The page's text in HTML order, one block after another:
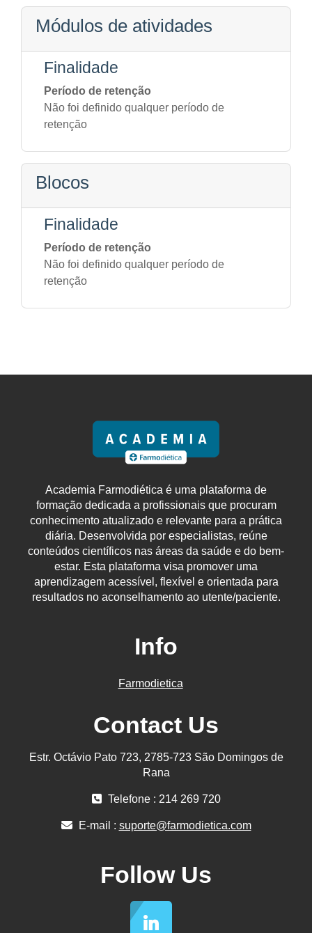
Módulos de atividades
Finalidade
Período de retenção
Não foi definido qualquer período de
retenção
Blocos
Finalidade
Período de retenção
Não foi definido qualquer período de
retenção
Academia Farmodiética é uma plataforma de
formação dedicada a profissionais que procuram
conhecimento atualizado e relevante para a prática
diária. Desenvolvida por especialistas, reúne
conteúdos científicos nas áreas da saúde e do bem-
estar. Esta plataforma visa promover uma
aprendizagem acessível, flexível e orientada para
resultados no aconselhamento ao utente/paciente.
Info
Farmodietica
Contact Us
Estr. Octávio Pato 723, 2785-723 São Domingos de
Rana
Telefone : 214 269 720
E-mail : suporte@farmodietica.com
Follow Us